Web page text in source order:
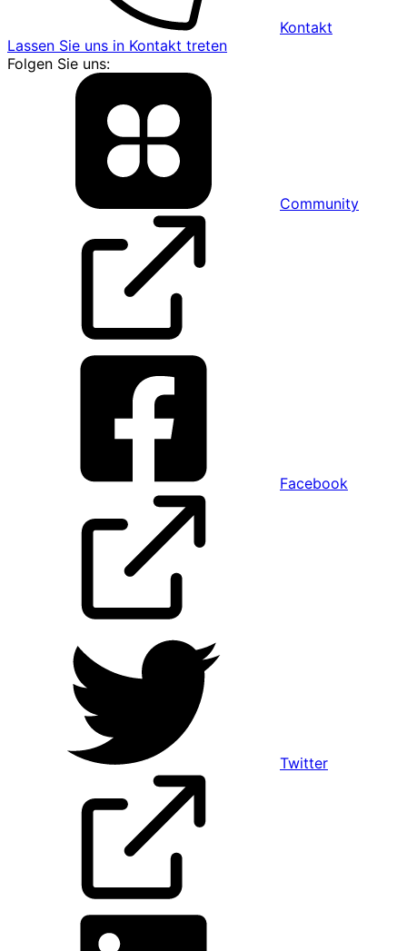
Kontakt
Lassen Sie uns in Kontakt treten
Folgen Sie uns:
Community
Facebook
Twitter